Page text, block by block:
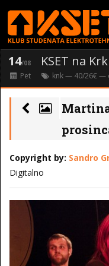
14/08 KSET na
Pet knk— 40/26€ —
Copyright by: Sandro
Digitalno